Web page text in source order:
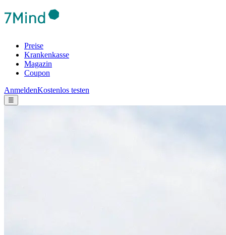
Preise
Krankenkasse
Magazin
Coupon
AnmeldenKostenlos testen
☰